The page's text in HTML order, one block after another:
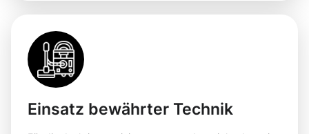
Einsatz bewährter Technik